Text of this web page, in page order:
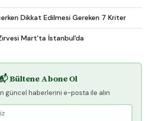
Dikkat Edilmesi Gereken 7 Kriter
Mart'ta İstanbul'da
Bültene Abone Ol
güncel haberlerini e-posta ile alın